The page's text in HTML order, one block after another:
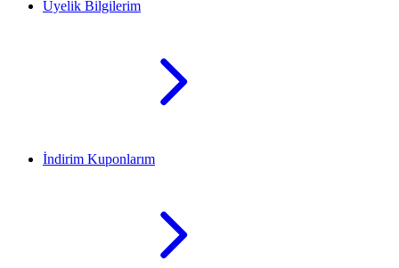
Üyelik Bilgilerim
İndirim Kuponlarım